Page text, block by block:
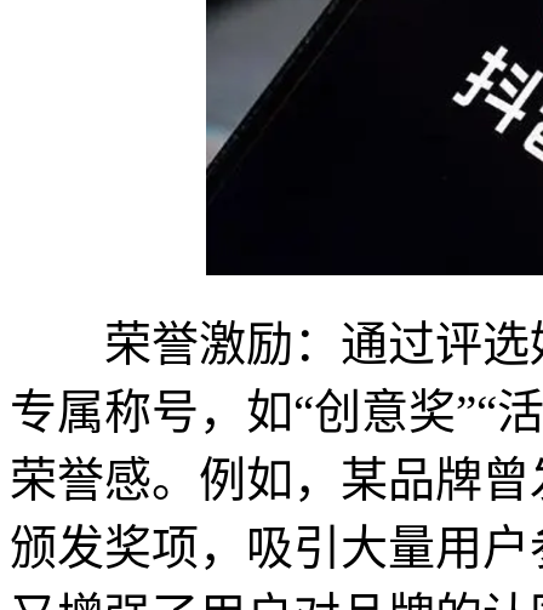
荣誉激励：通过评选
专属称号，如“创意奖”“
荣誉感。例如，某品牌
颁发奖项，吸引大量用